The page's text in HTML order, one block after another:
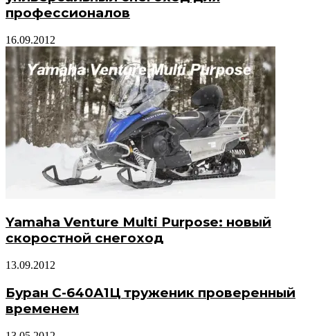
профессионалов
16.09.2012
Yamaha Venture Multi Purpose: новый
скоростной снегоход
13.09.2012
Буран С-640А1Ц труженик проверенный
временем